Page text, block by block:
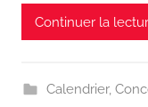
Continuer la
Calendrier,